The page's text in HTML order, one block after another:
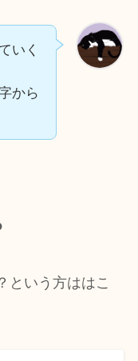
いく
から
という方ははこ